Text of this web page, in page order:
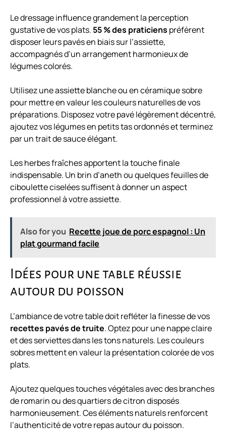
Le dressage influence grandement la perception
gustative de vos plats. 55 % des praticiens préfèrent
disposer leurs pavés en biais sur l’assiette,
accompagnés d’un arrangement harmonieux de
légumes colorés.
Utilisez une assiette blanche ou en céramique sobre
pour mettre en valeur les couleurs naturelles de vos
préparations. Disposez votre pavé légèrement décentré,
ajoutez vos légumes en petits tas ordonnés et terminez
par un trait de sauce élégant.
Les herbes fraîches apportent la touche finale
indispensable. Un brin d’aneth ou quelques feuilles de
ciboulette ciselées suffisent à donner un aspect
professionnel à votre assiette.
Also for you Recette joue de porc espagnol : Un
plat gourmand facile
Idées pour une table réussie
autour du poisson
L’ambiance de votre table doit refléter la finesse de vos
recettes pavés de truite. Optez pour une nappe claire
et des serviettes dans les tons naturels. Les couleurs
sobres mettent en valeur la présentation colorée de vos
plats.
Ajoutez quelques touches végétales avec des branches
de romarin ou des quartiers de citron disposés
harmonieusement. Ces éléments naturels renforcent
l’authenticité de votre repas autour du poisson.